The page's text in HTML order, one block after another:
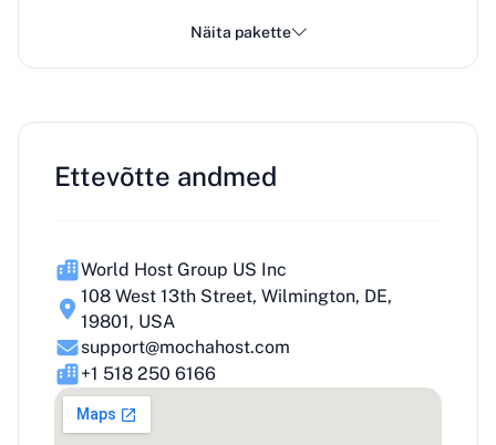
Näita pakette
Ettevõtte andmed
World Host Group US Inc
108 West 13th Street, Wilmington, DE,
19801, USA
support@mochahost.com
+1 518 250 6166